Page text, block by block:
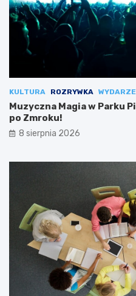
KULTURA ROZRYWKA
Muzyczna Magia w Parku
po Zmroku!
8 sierpnia 2026